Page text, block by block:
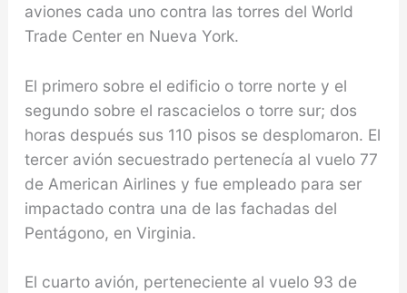
aviones cada uno contra las torres del World
Trade Center en Nueva York.
El primero sobre el edificio o torre norte y el
segundo sobre el rascacielos o torre sur; dos
horas después sus 110 pisos se desplomaron. El
tercer avión secuestrado pertenecía al vuelo 77
de American Airlines y fue empleado para ser
impactado contra una de las fachadas del
Pentágono, en Virginia.
El cuarto avión, perteneciente al vuelo 93 de